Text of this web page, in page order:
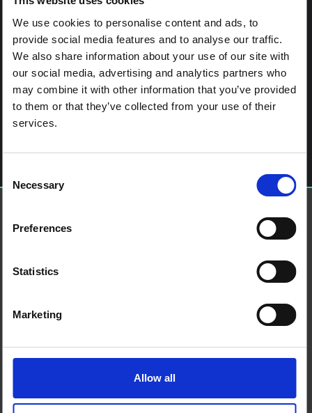
We use cookies to personalise content and ads, to
provide social media features and to analyse our traffic.
We also share information about your use of our site with
our social media, advertising and analytics partners who
may combine it with other information that you’ve provided
to them or that they’ve collected from your use of their
services.
Selection
Necessary
Preferences
Statistics
Marketing
Allow all
آخر الملاحة
Recent Outbreaks of Rift Valley Fever in East Africa and the
يجب أنت تكونمسجل الدخوللتضيف تعليقاً.
حول إس إس إتش إيه بي
منصة العلوم الاجتماعية في العمل الإنساني هي شراكة تستضيفهاIDS
من نحن
اتصل بنا
الأحكام والشروط
اتصل بنا
بلو سكاي
صفحة لينكدان
الشركاء